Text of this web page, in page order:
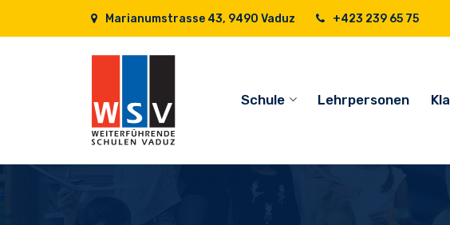
Marianumstrasse 43, 9490 Vaduz +423 239 65 75
Schule Lehrpersonen